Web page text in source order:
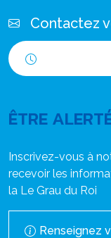
Contactez
ÊTRE
Inscrivez-vous à
recevoir les
la Le Grau du Roi
Renseignez